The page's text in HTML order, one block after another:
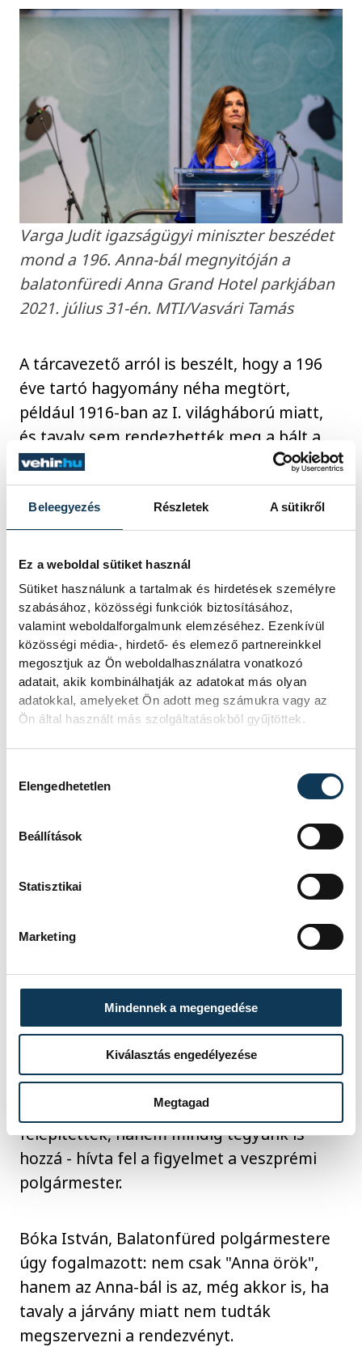
Beleegyezés Részletek A sütikről
Ez a weboldal sütiket használ
Sütiket használunk a tartalmak és hirdetések személyre
szabásához, közösségi funkciók biztosításához,
valamint weboldalforgalmunk elemzéséhez. Ezenkívül
közösségi média-, hirdető- és elemező partnereinkkel
megosztjuk az Ön weboldalhasználatra vonatkozó
adatait, akik kombinálhatják az adatokat más olyan
adatokkal, amelyeket Ön adott meg számukra vagy az
Ön által használt más szolgáltatásokból gyűjtöttek.
Elengedhetetlen
Beállítások
Statisztikai
Marketing
Mindennek a megengedése
Kiválasztás engedélyezése
Megtagad
Varga Judit igazságügyi miniszter beszédet
mond a 196. Anna-bál megnyitóján a
balatonfüredi Anna Grand Hotel parkjában
2021. július 31-én. MTI/Vasvári Tamás
A tárcavezető arról is beszélt, hogy a 196
éve tartó hagyomány néha megtört,
például 1916-ban az I. világháború miatt,
és tavaly sem rendezhették meg a bált a
koronavírus-járvány miatt. Varga Judit a
kormány nevében köszönetet mondott
mindenkinek, akik azért tettek, hogy
átvészeljük a járványidőszakot.
Porga Gyula, Balatonfüred kulturális
testvérvárosa, Veszprém polgármestere a
két város kapcsolatát méltatva kiemelte:
az Európa Kulturális Fővárosa programot
Veszprém nem egyedül, hanem a régióval
közösen rendezi.
Porga Gyula
Az a gazdag történelmi tradíció, amelynek
a térségben meg kell felelni, arra is
kötelez, hogy ne elégedjünk meg annak
megőrzésével, amit az elődeink
felépítettek, hanem mindig tegyünk is
hozzá - hívta fel a figyelmet a veszprémi
polgármester.
Bóka István, Balatonfüred polgármestere
úgy fogalmazott: nem csak "Anna örök",
hanem az Anna-bál is az, még akkor is, ha
tavaly a járvány miatt nem tudták
megszervezni a rendezvényt.